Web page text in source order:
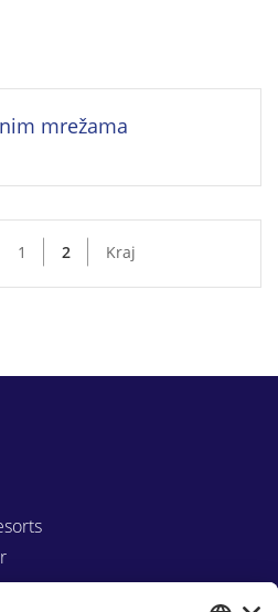
mrežama
1 2 Kraj